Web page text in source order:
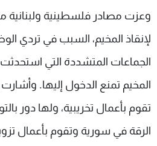
وعزت مصادر فلسطينية ولبنانية
لإنقاذ المخيم، السبب في تردي
الجماعات المتشددة التي
المخيم تمنع الدخول إليها.
تقوم بأعمال تخريبية، ولها دور
الرقة في سورية وتقوم بأعمال